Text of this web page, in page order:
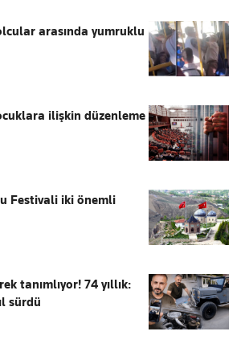
arasında yumruklu
ilişkin düzenleme
Festivali iki önemli
tanımlıyor! 74 yıllık:
sürdü